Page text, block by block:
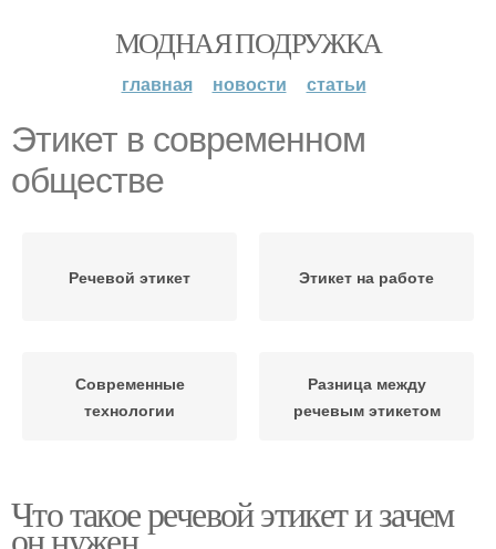
МОДНАЯ ПОДРУЖКА
главная новости статьи
Этикет в современном
обществе
Речевой этикет Этикет на работе
Современные
технологии
Разница между
речевым этикетом
Что такое речевой этикет и зачем